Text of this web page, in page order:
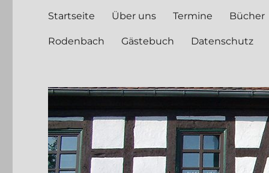
Startseite Über uns Termine Bücher
Rodenbach Gästebuch Datenschutz